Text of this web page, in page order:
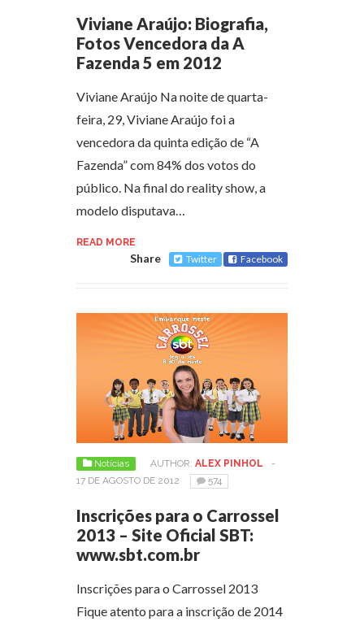
Viviane Araújo: Biografia,
Fotos Vencedora da A
Fazenda 5 em 2012
Viviane Araújo Na noite de quarta-
feira, 29, Viviane Araújo foi a
vencedora da quinta edição de “A
Fazenda” com 84% dos votos do
público. Na final do reality show, a
modelo disputava…
READ MORE
Share Twitter Facebook
Notícias AUTHOR: ALEX PINHOL
-
17 DE AGOSTO DE 2012
574
Inscrições para o Carrossel
2013 – Site Oficial SBT:
www.sbt.com.br
Inscrições para o Carrossel 2013
Fique atento para a inscrição de 2014